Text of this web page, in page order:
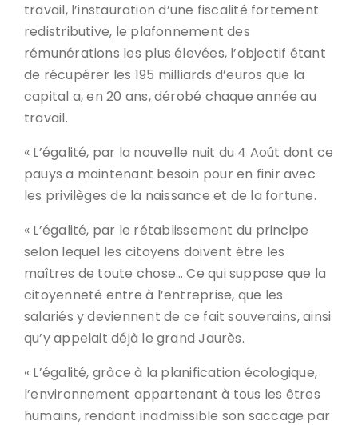
travail, l’instauration d’une fiscalité fortement
redistributive, le plafonnement des
rémunérations les plus élevées, l’objectif étant
de récupérer les 195 milliards d’euros que la
capital a, en 20 ans, dérobé chaque année au
travail.
« L’égalité, par la nouvelle nuit du 4 Août dont ce
pauys a maintenant besoin pour en finir avec
les privilèges de la naissance et de la fortune.
« L’égalité, par le rétablissement du principe
selon lequel les citoyens doivent être les
maîtres de toute chose… Ce qui suppose que la
citoyenneté entre à l’entreprise, que les
salariés y deviennent de ce fait souverains, ainsi
qu’y appelait déjà le grand Jaurès.
« L’égalité, grâce à la planification écologique,
l’environnement appartenant à tous les êtres
humains, rendant inadmissible son saccage par